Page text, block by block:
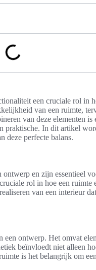
een cruciale rol in
van een ruimte,
van deze elementen is
praktische. In dit artikel
deze perfecte balans.
en zijn essentieel
rol in hoe een
van een interieur
ontwerp. Het omvat
beïnvloedt niet alleen
is het belangrijk om